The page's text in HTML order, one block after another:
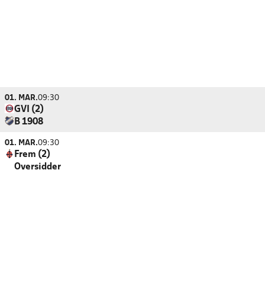
01. MAR.09:30
GVI (2)
B 1908
01. MAR.09:30
Frem (2)
Oversidder